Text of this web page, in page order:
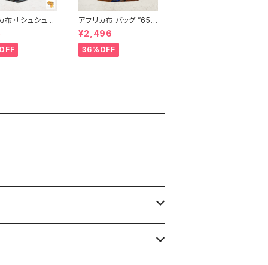
布・「シュシュ」
グ エコバッグ
ェアトレード I
アフリカ布 バッグ ”65”
アフリカンプリント パー
ニュ カンガ キテンゲ ト
ートバッグ エコバッグ
ギニア フェアトレード I
¥2,496
36%OFF